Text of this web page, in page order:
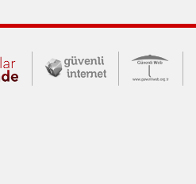
İletişim Merkezi
Çocuklar Güvende (yeni
Güvenli